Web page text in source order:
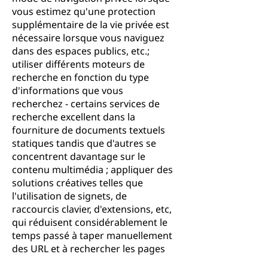
vous estimez qu'une protection
supplémentaire de la vie privée est
nécessaire lorsque vous naviguez
dans des espaces publics, etc.;
utiliser différents moteurs de
recherche en fonction du type
d'informations que vous
recherchez - certains services de
recherche excellent dans la
fourniture de documents textuels
statiques tandis que d'autres se
concentrent davantage sur le
contenu multimédia ; appliquer des
solutions créatives telles que
l'utilisation de signets, de
raccourcis clavier, d'extensions, etc,
qui réduisent considérablement le
temps passé à taper manuellement
des URL et à rechercher les pages